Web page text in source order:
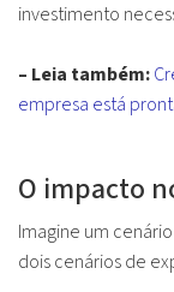
investimento
– Leia também:
empresa está
O impacto
Imagine um
dois cenários de